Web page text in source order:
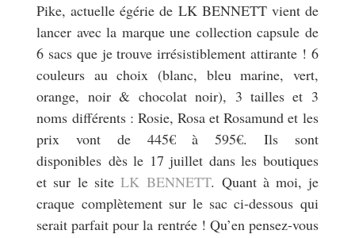
Pike, actuelle égérie de LK BENNETT vient de
lancer avec la marque une collection capsule de
6 sacs que je trouve irrésistiblement attirante ! 6
couleurs au choix (blanc, bleu marine, vert,
orange, noir & chocolat noir), 3 tailles et 3
noms différents : Rosie, Rosa et Rosamund et les
prix vont de 445€ à 595€. Ils sont
disponibles dès le 17 juillet dans les boutiques
et sur le siteLK BENNETT. Quant à moi, je
craque complètement sur le sac ci-dessous qui
serait parfait pour la rentrée ! Qu’en pensez-vous